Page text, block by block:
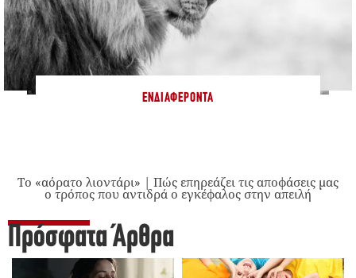
ΕΝΔΙΑΦΈΡΟΝΤΑ
Το «αόρατο λιοντάρι» | Πώς επηρεάζει τις αποφάσεις μας
ο τρόπος που αντιδρά ο εγκέφαλος στην απειλή
Πρόσφατα Άρθρα